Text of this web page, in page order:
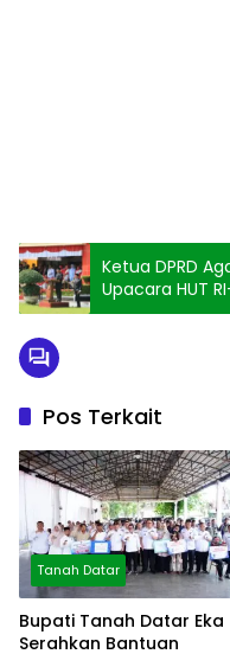
Ketua DPRD
Upacara HUT
Pos Terkait
Tanah Datar
Bupati Tanah Datar Eka
Serahkan Bantuan